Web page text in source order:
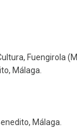
Fuengirola
Málaga.
Málaga.